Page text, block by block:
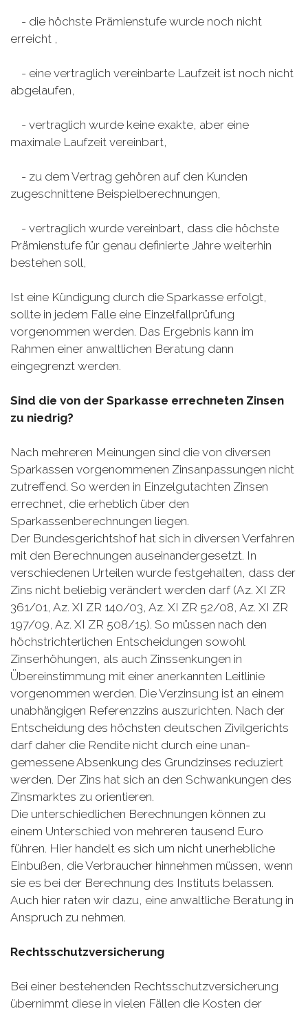
- die höchste Prämienstufe wurde noch nicht
erreicht ,
- eine vertraglich vereinbarte Lauf­zeit ist noch nicht
abge­laufen,
- vertraglich wurde keine exakte, aber ­eine
maximale Lauf­zeit vereinbart,
- zu dem Vertrag gehören auf den Kunden
zugeschnittene Beispielbe­rechnungen,
- vertraglich wurde vereinbart, dass die höchste
Prämienstufe für genau definierte Jahre weiterhin
bestehen soll,
Ist eine Kündigung durch die Sparkasse erfolgt,
sollte in jedem Falle eine Einzelfallprüfung
vorgenommen werden. Das Ergebnis kann im
Rahmen einer anwaltlichen Beratung dann
eingegrenzt werden.
Sind die von der Sparkasse errechneten Zinsen
zu niedrig?
Nach mehreren Meinungen sind die von diversen
Sparkassen vorgenommenen Zins­anpassungen nicht
zutreffend. So werden in Einzelgutachten Zinsen
errechnet, die erheblich über den
Sparkassenberechnungen liegen.
Der Bundesgerichtshof hat sich in diversen Verfahren
mit den Berechnungen auseinandergesetzt. In
verschiedenen Urteilen wurde festgehalten, dass der
Zins nicht beliebig verändert werden darf (Az. XI ZR
361/01, Az. XI ZR 140/03, Az. XI ZR 52/08, Az. XI ZR
197/09, Az. XI ZR 508/15). So müssen nach den
höchstrichterlichen Entscheidungen sowohl
Zinserhöhungen, als auch Zinssenkungen in
Übereinstimmung mit einer anerkannten Leitlinie
vorgenommen werden. Die Verzinsung ist an einem
unabhängigen Referenzzins auszurichten. Nach der
Entscheidung des höchsten deutschen Zivilgerichts
darf daher die Rendite nicht durch eine unan­
gemessene Absenkung des Grund­zinses reduziert
werden. Der Zins hat sich an den Schwankungen des
Zinsmarktes zu orientieren.
Die unterschiedlichen Berechnungen können zu
einem Unterschied von mehreren tausend Euro
führen. Hier handelt es sich um nicht unerhebliche
Einbußen, die Verbraucher hinnehmen müssen, wenn
sie es bei der Berechnung des Instituts belassen.
Auch hier raten wir dazu, eine anwaltliche Beratung in
Anspruch zu nehmen.
Rechtsschutzversicherung
Bei einer bestehenden Rechtsschutzversicherung
übernimmt diese in vielen Fällen die Kosten der